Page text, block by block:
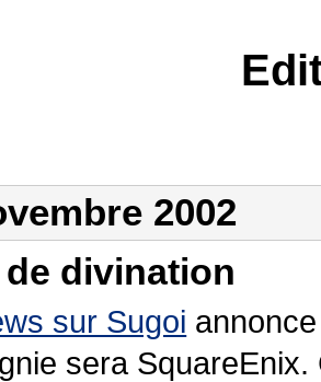
2002
divination
sur Sugoi
sera